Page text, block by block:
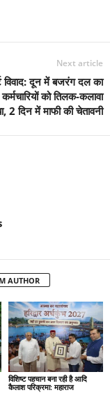
Next article
विवाद: दून में बजरंग दल का
कर्मचारियों को तिलक-कलावा
2 दिन में माफी की चेतावनी
AUTHOR
विशिष्ट पहचान बना रही है आदि
कैलाश परिक्रमा: महाराज